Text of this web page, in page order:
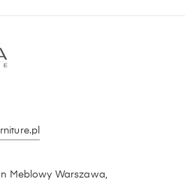
Meblowy Warszawa,